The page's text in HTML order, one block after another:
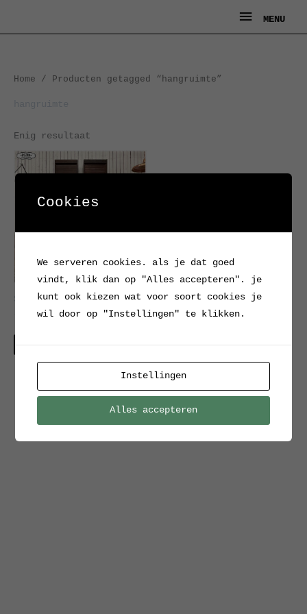
MENU
MENU
Home / Producten getagged “hangruimte”
Enig resultaat
Sfeervolle, hoge
roldeurkast (2 x)
Verkocht
Cookies
We serveren cookies. als je dat goed
vindt, klik dan op "Alles accepteren". je
kunt ook kiezen wat voor soort cookies je
wil door op "Instellingen" te klikken.
Instellingen
Alles accepteren